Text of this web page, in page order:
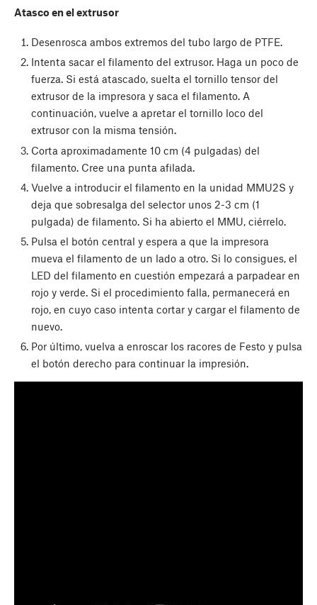
Atasco en el extrusor
Desenrosca ambos extremos del tubo largo de PTFE.
Intenta sacar el filamento del extrusor. Haga un poco de
fuerza. Si está atascado, suelta el tornillo tensor del
extrusor de la impresora y saca el filamento. A
continuación, vuelve a apretar el tornillo loco del
extrusor con la misma tensión.
Corta aproximadamente 10 cm (4 pulgadas) del
filamento. Cree una punta afilada.
Vuelve a introducir el filamento en la unidad MMU2S y
deja que sobresalga del selector unos 2-3 cm (1
pulgada) de filamento. Si ha abierto el MMU, ciérrelo.
Pulsa el botón central y espera a que la impresora
mueva el filamento de un lado a otro. Si lo consigues, el
LED del filamento en cuestión empezará a parpadear en
rojo y verde. Si el procedimiento falla, permanecerá en
rojo, en cuyo caso intenta cortar y cargar el filamento de
nuevo.
Por último, vuelva a enroscar los racores de Festo y pulsa
el botón derecho para continuar la impresión.